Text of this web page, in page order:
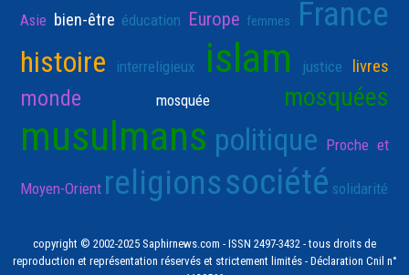
Asie bien-être éducation Europe femmes France
histoire interreligieux islam justice livres
monde mosquée mosquées
musulmans politique Proche et
Moyen-Orient religionssociété solidarité
copyright © 2002-2025 Saphirnews.com - ISSN 2497-3432 - tous droits de
reproduction et représentation réservés et strictement limités - Déclaration Cnil n°